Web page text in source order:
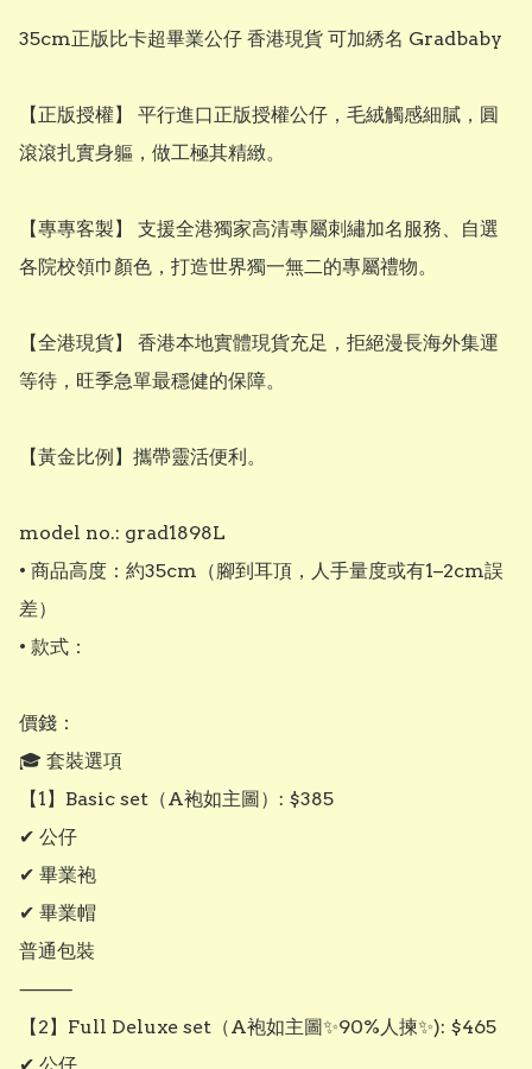
35cm正版比卡超畢業公仔 香港現貨 可加綉名 Gradbaby
【正版授權】 平行進口正版授權公仔，毛絨觸感細膩，圓
滾滾扎實身軀，做工極其精緻。
​【專專客製】 支援全港獨家高清專屬刺繡加名服務、自選
各院校領巾顏色，打造世界獨一無二的專屬禮物。
​【全港現貨】 香港本地實體現貨充足，拒絕漫長海外集運
等待，旺季急單最穩健的保障。
​【黃金比例】攜帶靈活便利。
model no.: grad1898L
• 商品高度：約35cm（腳到耳頂，人手量度或有1–2cm誤
差）
• 款式：
價錢：
🎓 套裝選項
【1】Basic set（A袍如主圖）: $385
✔ 公仔
✔ 畢業袍
✔ 畢業帽
普通包裝
⸻
【2】Full Deluxe set（A袍如主圖✨90%人揀✨): $465